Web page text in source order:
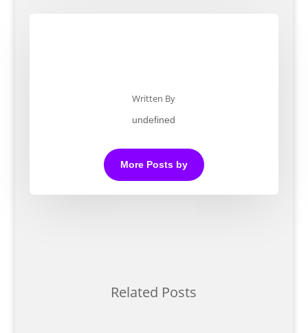
Written By
undefined
More Posts by
Related Posts